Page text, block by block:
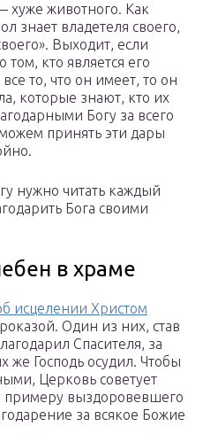
хуже животного. Как
знает владетеля своего,
Выходит, если
том, кто является его
то, что он имеет, то он
которые знают, кто их
Богу за всего
принять эти дары
нужно читать каждый
Бога своими
в храме
исцелении Христом
Один из них, став
Спасителя, за
же Господь осудил. Чтобы
Церковь советует
примеру выздоровевшего
за всякое Божие